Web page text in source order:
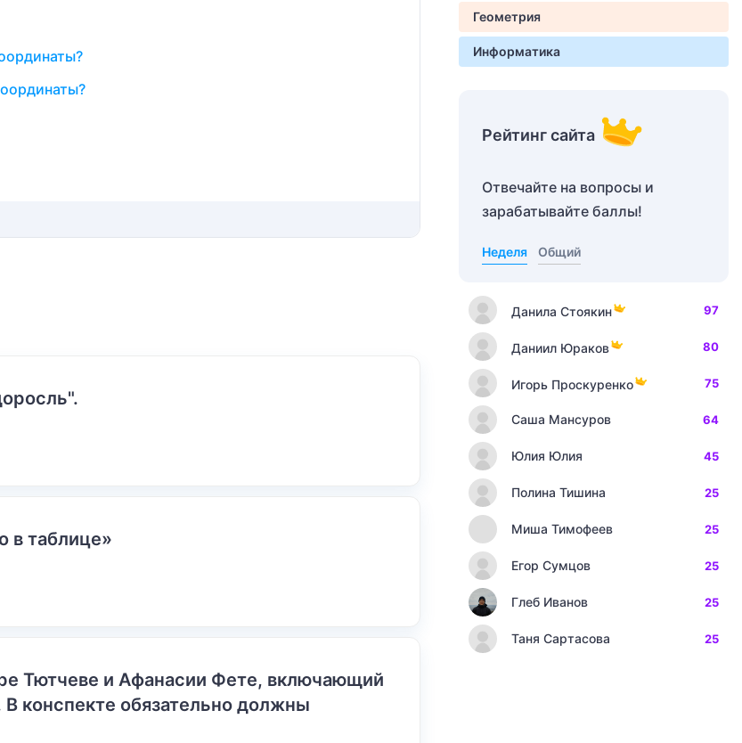
в таблице»
Тютчеве и Афанасии Фете, включающий
конспекте обязательно должны
Геометрия
Информатика
Рейтинг сайта
Отвечайте на вопросы и
зарабатывайте баллы!
Неделя Общий
Данила Стоякин 97
Даниил Юраков 80
Игорь Проскуренко 75
Саша Мансуров 64
Юлия Юлия 45
Полина Тишина 25
Миша Тимофеев 25
Егор Сумцов 25
Глеб Иванов 25
Таня Сартасова 25